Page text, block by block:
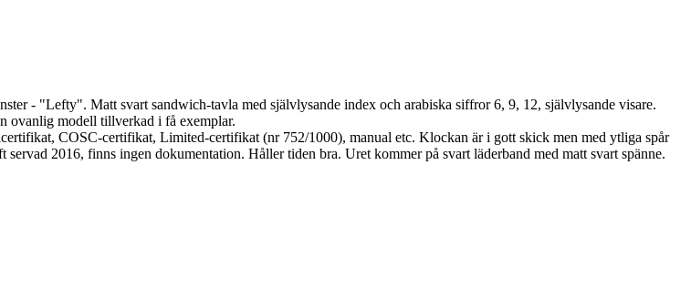
- "Lefty". Matt svart sandwich-tavla med självlysande index och arabiska siffror 6, 9, 12, självlysande visare.
ovanlig modell tillverkad i få exemplar.
COSC-certifikat, Limited-certifikat (nr 752/1000), manual etc. Klockan är i gott skick men med ytliga spår
2016, finns ingen dokumentation. Håller tiden bra. Uret kommer på svart läderband med matt svart spänne.